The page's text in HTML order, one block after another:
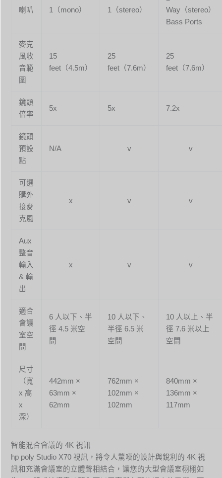
喇叭 1（mono） 1（stereo）
Way（stereo）
Bass Ports
麥克
風收
音範
圍
15
feet（4.5m）
25
feet（7.6m）
25
feet（7.6m）
鏡頭
倍率
5x 5x 7.2x
鏡頭
預設
點
N/A v v
可選
購外
接麥
克風
x v v
Aux
整音
輸入
& 輸
出
x v v
適合
會議
室空
間
6 人以下、半
徑 4.5 米空
間
10 人以下、
半徑 6.5 米
空間
10 人以上、半
徑 7.6 米以上
空間
尺寸
（寬
x 高
x
深）
442mm ×
63mm ×
62mm
762mm ×
102mm ×
102mm
840mm ×
136mm ×
117mm
智能混合會議的 4K 視訊
hp poly Studio X70 視訊，將令人驚嘆的設計與銳利的 4K 視
訊和充滿會議室的立體聲相結合，讓您的大型會議室栩栩如